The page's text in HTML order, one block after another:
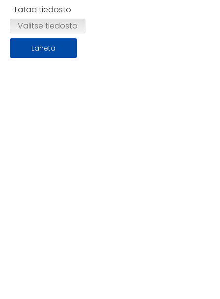
Lataa tiedosto
Valitse tiedosto
Lähetä